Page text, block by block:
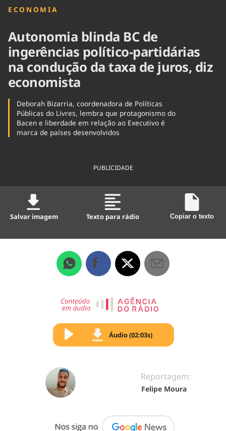
ECONOMIA
Autonomia blinda BC de
ingerências político-partidárias
na condução da taxa de juros, diz
economista
Deborah Bizarria, coordenadora de Políticas
Públicas do Livres, lembra que protagonismo do
Bacen e liberdade em relação ao Executivo é
marca de países desenvolvidos
PUBLICIDADE
Salvar imagem Texto para rádio Copiar o texto
Áudio (02:03s)
Reportagem:
Felipe Moura